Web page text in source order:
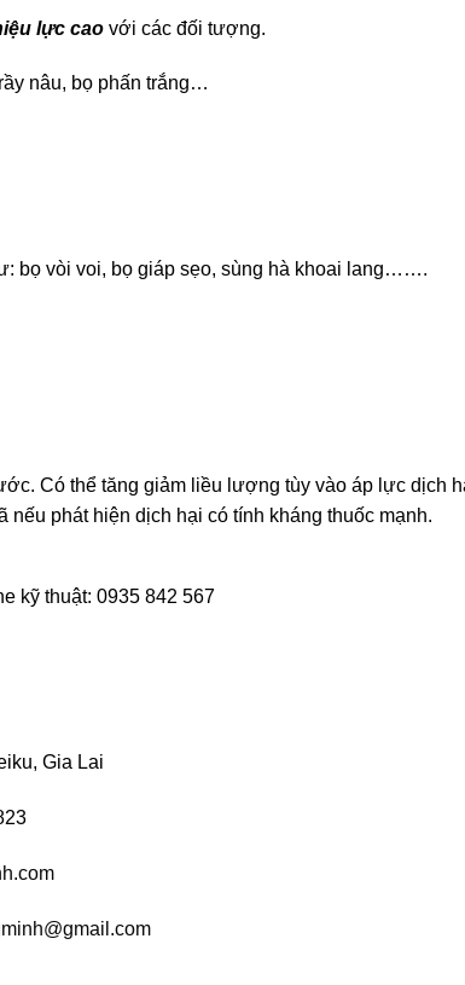
lực caovới các đối tượng.
nâu, bọ phấn trắng…
bọ vòi voi, bọ giáp sẹo, sùng hà khoai lang…….
Có thể tăng giảm liều lượng tùy vào áp lực dịch
phát hiện dịch hại có tính kháng thuốc mạnh.
kỹ thuật: 0935 842 567
Gia Lai